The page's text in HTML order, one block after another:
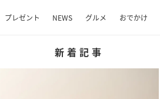
プレゼント NEWS グルメ おでかけ
新着記事